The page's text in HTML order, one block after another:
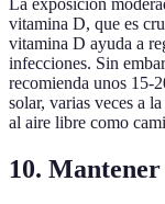
La exposición
vitamina D, que es
vitamina D ayuda a
infecciones. Sin
recomienda unos 15-
solar, varias veces a
al aire libre como
10.